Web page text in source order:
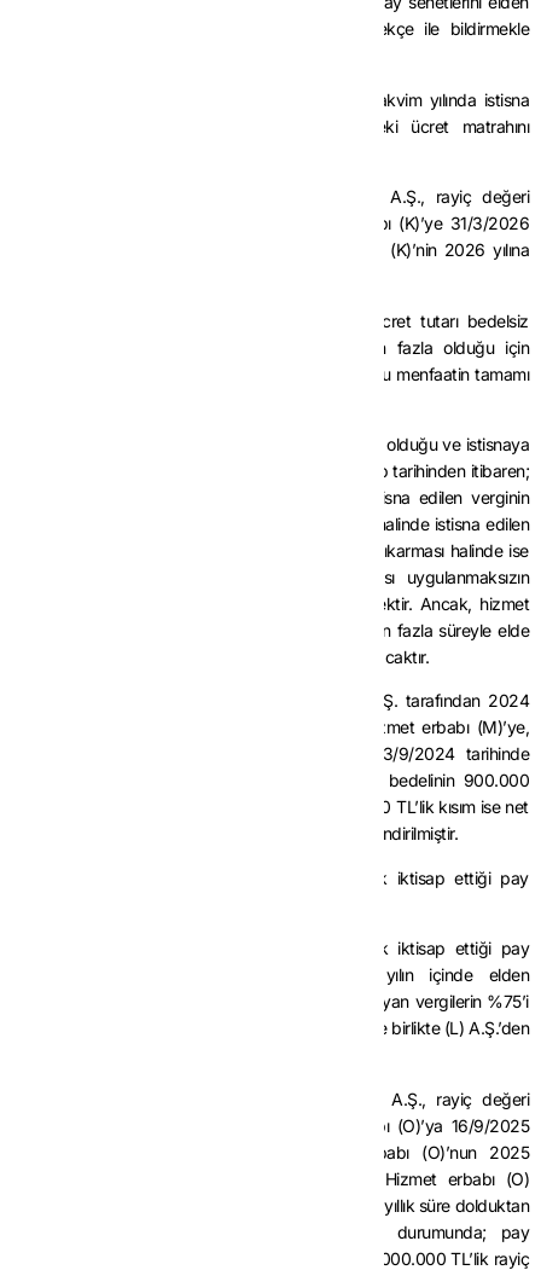
çıkardığını vergi dairesine Ek-2’de yer alan dilekçe ile bildirmekle
Yapılan tarhiyat işlemleri hizmet erbabının, ilgili takvim yılında istisna
uygulanan dönem ve takip eden dönemlerdeki ücret matrahını
Teknogirişim şirketi niteliğini haiz (J) A.Ş., rayiç değeri
2.000.000 TL olan pay senetlerini, hizmet erbabı (K)’ye 31/3/2026
tarihinde bedelsiz olarak vermiştir. Hizmet erbabı (K)’nin 2026 yılına
Bu durumda, hizmet erbabı (K)’nin yıllık brüt ücret tutarı bedelsiz
olarak verilen pay senetlerinin rayiç bedelinden fazla olduğu için
bedelsiz pay senedi verilmek suretiyle sağlanan bu menfaatin tamamı
Hizmet erbabı (K)’nin bedelsiz olarak iktisap etmiş olduğu ve istisnaya
konu edilen 2.000.000 TL’lik pay senetlerini iktisap tarihinden itibaren;
üç tam yıl içerisinde elden çıkarması halinde istisna edilen verginin
tamamı, dört ila altı yıl içerisinde elden çıkarması halinde istisna edilen
verginin %75’i, yedi ila on iki yıl içerisinde elden çıkarması halinde ise
istisna edilen verginin %25’i, vergi ziyaı cezası uygulanmaksızın
gecikme faizi ile birlikte işverenden tahsil edilecektir. Ancak, hizmet
erbabı (K)’nin söz konusu pay senetlerini 12 yıldan fazla süreyle elde
tutması halinde ise istisnadan tam olarak yararlanılacaktır.
Teknogirişim şirketi niteliğini haiz (L) A.Ş. tarafından 2024
yılındaki bir yıllık brüt ücreti 900.000 TL olan hizmet erbabı (M)’ye,
rayiç değeri 1.000.000 TL olan pay senetleri 3/9/2024 tarihinde
bedelsiz olarak verilmiştir. Pay senetlerinin rayiç bedelinin 900.000
TL’si gelir vergisinden istisna edilmiş, kalan 100.000 TL’lik kısım ise net
ücret sayılarak brüte iblağ edilmek suretiyle vergilendirilmiştir.
Hizmet erbabı (M), (L) A.Ş.’den bedelsiz olarak iktisap ettiği pay
Bu durumda, hizmet erbabı (M) bedelsiz olarak iktisap ettiği pay
senetlerini iktisap tarihinden itibaren 6 ncı yılın içinde elden
çıkardığından istisna uygulaması nedeniyle alınmayan vergilerin %75’i
vergi ziyaı cezası uygulanmaksızın gecikme faiziyle birlikte (L) A.Ş.’den
Teknogirişim şirketi niteliğini haiz (N) A.Ş., rayiç değeri
1.000.000 TL olan pay senetlerini, hizmet erbabı (O)’ya 16/9/2025
tarihinde bedelsiz olarak vermiştir. Hizmet erbabı (O)’nun 2025
yılındaki bir yıllık brüt ücreti 1.080.000 TL’dir. Hizmet erbabı (O)
tarafından pay senetlerinin 4/11/2031 tarihinde (altı yıllık süre dolduktan
sonra yedinci yıl içerisinde) elden çıkarılması durumunda; pay
senetlerinin hizmet erbabı (O)’ya verildiği yıldaki 1.000.000 TL’lik rayiç